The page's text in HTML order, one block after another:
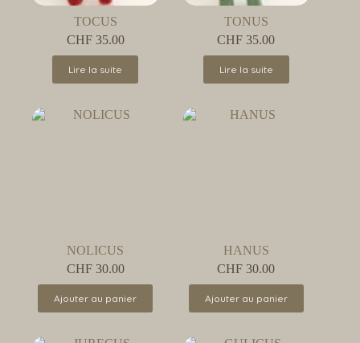
TOCUS
CHF35.00
Lire la suite
TONUS
CHF 35.00
Lire la suite
NOLICUS
CHF30.00
Ajouter au panier
HANUS
CHF 30.00
Ajouter au panier